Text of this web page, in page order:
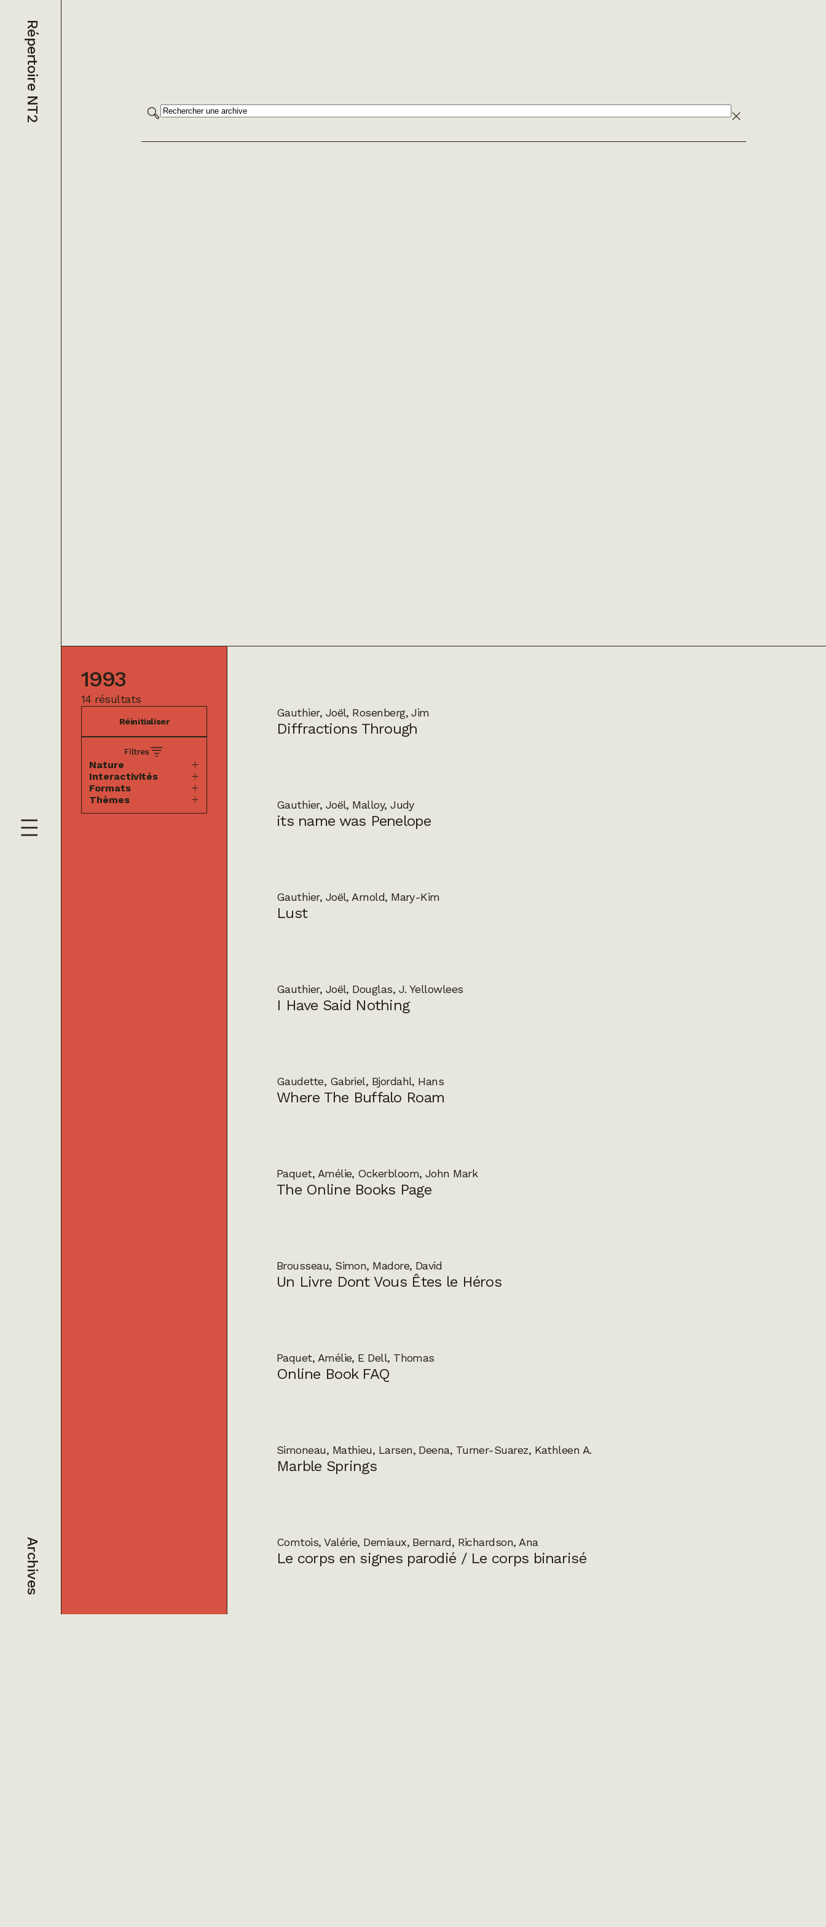
Répertoire NT2
Archives
1993
14 résultats
Réinitialiser
Filtres
Nature
Interactivités
Formats
Thèmes
Gauthier, Joël, Rosenberg, Jim
Diffractions Through
Gauthier, Joël, Malloy, Judy
its name was Penelope
Gauthier, Joël, Arnold, Mary-Kim
Lust
Gauthier, Joël, Douglas, J. Yellowlees
I Have Said Nothing
Gaudette, Gabriel, Bjordahl, Hans
Where The Buffalo Roam
Paquet, Amélie, Ockerbloom, John Mark
The Online Books Page
Brousseau, Simon, Madore, David
Un Livre Dont Vous Êtes le Héros
Paquet, Amélie, E Dell, Thomas
Online Book FAQ
Simoneau, Mathieu, Larsen, Deena, Turner-Suarez, Kathleen A.
Marble Springs
Comtois, Valérie, Demiaux, Bernard, Richardson, Ana
Le corps en signes parodié / Le corps binarisé